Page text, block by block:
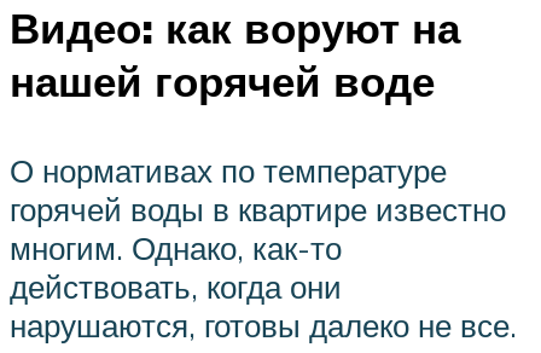
Видео: как воруют на
нашей горячей воде
О нормативах по температуре
горячей воды в квартире известно
многим. Однако, как-то
действовать, когда они
нарушаются, готовы далеко не все.